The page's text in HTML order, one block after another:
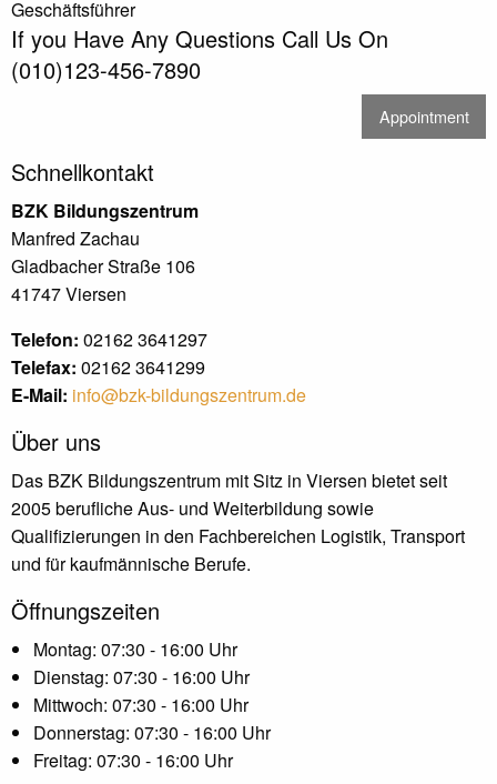
Geschäftsführer
If you Have Any Questions Call Us On
(010)123-456-7890
Appointment
Schnellkontakt
BZK Bildungszentrum
Manfred Zachau
Gladbacher Straße 106
41747 Viersen
Telefon: 02162 3641297
Telefax: 02162 3641299
E-Mail: info@bzk-bildungszentrum.de
Über uns
Das BZK Bildungszentrum mit Sitz in Viersen bietet seit
2005 berufliche Aus- und Weiterbildung sowie
Qualifizierungen in den Fachbereichen Logistik, Transport
und für kaufmännische Berufe.
Öffnungszeiten
Montag: 07:30 - 16:00 Uhr
Dienstag: 07:30 - 16:00 Uhr
Mittwoch: 07:30 - 16:00 Uhr
Donnerstag: 07:30 - 16:00 Uhr
Freitag: 07:30 - 16:00 Uhr